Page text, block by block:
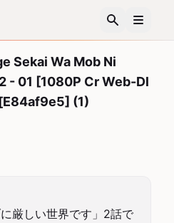
Sekai Wa Mob Ni
- 01 [1080P Cr Web-Dl
(1)
厳しい世界です」2話で